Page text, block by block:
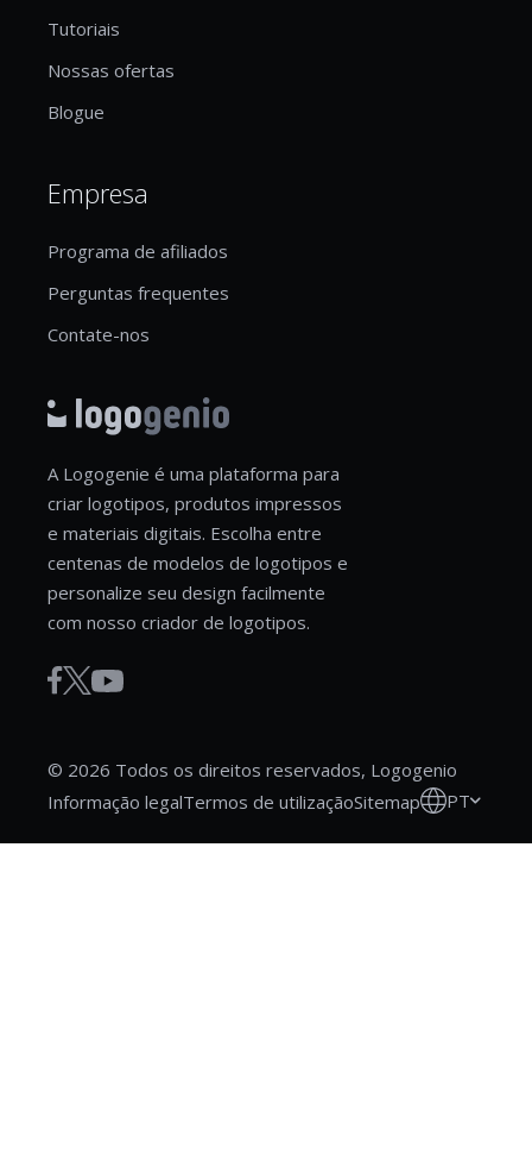
Tutoriais
Nossas ofertas
Blogue
Empresa
Programa de afiliados
Perguntas frequentes
Contate-nos
A Logogenie é uma plataforma para
criar logotipos, produtos impressos
e materiais digitais. Escolha entre
centenas de modelos de logotipos e
personalize seu design facilmente
com nosso criador de logotipos.
© 2026 Todos os direitos reservados, Logogenio
Informação legalTermos de utilizaçãoSitemap PT